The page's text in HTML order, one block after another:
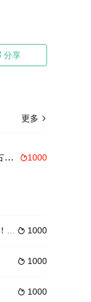
分享
更多 
1000
日薪五万守皇陵，千古英灵听我令
 1000
 1000
 1000